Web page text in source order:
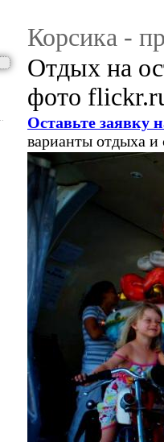
Корсика -
Отдых на
фото
Оставьте заявку
варианты отдыха